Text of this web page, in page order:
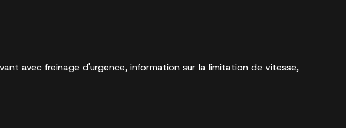
avec freinage d'urgence, information sur la limitation de vitesse,